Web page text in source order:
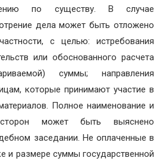
по существу. В случае
дела может быть отложено
с целью: истребования
или обоснованного расчета
суммы; направления
которые принимают участие в
Полное наименование и
может быть выяснено
заседании. Не оплаченные в
и размере суммы государственной